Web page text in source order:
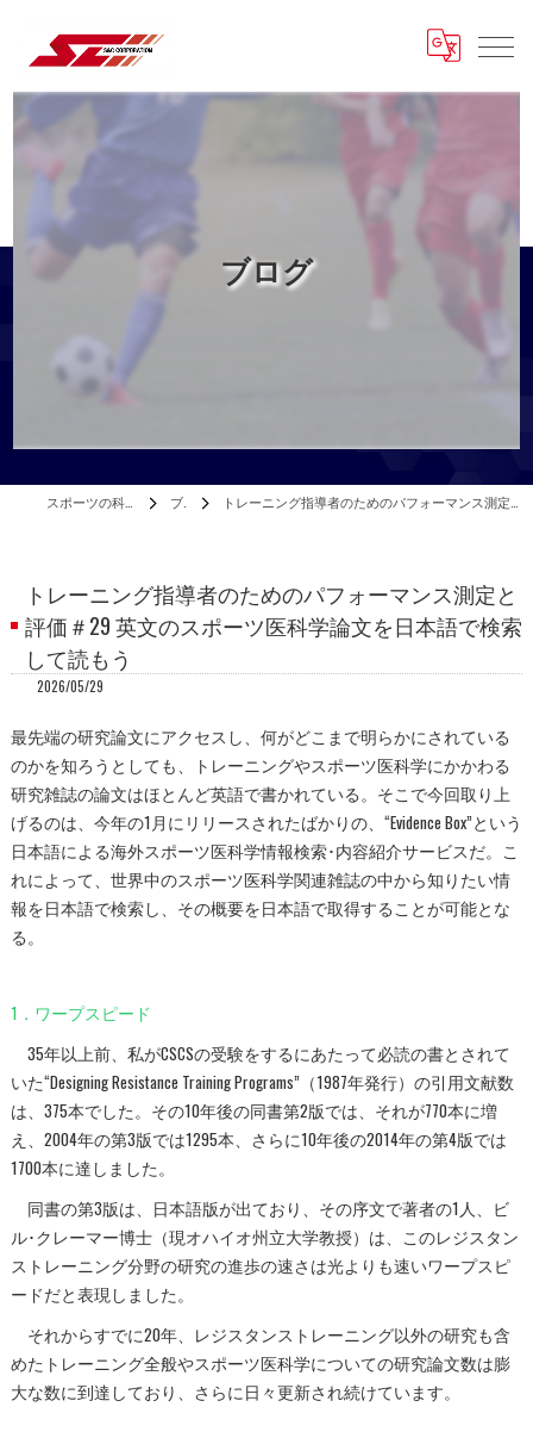
ブログ
スポーツの科学はエスアンドシー ブログ トレーニング指導者のためのパフォーマンス測定と評価＃29 英文のスポーツ医科学論文を日本語で検索して読もう
トレーニング指導者のためのパフォーマンス測定と
評価＃29 英文のスポーツ医科学論文を日本語で検索
して読もう
2026/05/29
最先端の研究論文にアクセスし、何がどこまで明らかにされている
のかを知ろうとしても、トレーニングやスポーツ医科学にかかわる
研究雑誌の論文はほとんど英語で書かれている。そこで今回取り上
げるのは、今年の1月にリリースされたばかりの、“Evidence Box”という
日本語による海外スポーツ医科学情報検索･内容紹介サービスだ。こ
れによって、世界中のスポーツ医科学関連雑誌の中から知りたい情
報を日本語で検索し、その概要を日本語で取得することが可能とな
る。
1．ワープスピード
35年以上前、私がCSCSの受験をするにあたって必読の書とされて
いた“Designing Resistance Training Programs”（1987年発行）の引用文献数
は、375本でした。その10年後の同書第2版では、それが770本に増
え、2004年の第3版では1295本、さらに10年後の2014年の第4版では
1700本に達しました。
同書の第3版は、日本語版が出ており、その序文で著者の1人、ビ
ル･クレーマー博士（現オハイオ州立大学教授）は、このレジスタン
ストレーニング分野の研究の進歩の速さは光よりも速いワープスピ
ードだと表現しました。
それからすでに20年、レジスタンストレーニング以外の研究も含
めたトレーニング全般やスポーツ医科学についての研究論文数は膨
大な数に到達しており、さらに日々更新され続けています。